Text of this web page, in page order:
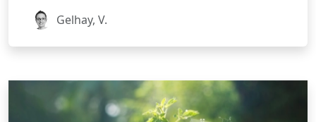
Gelhay, V.